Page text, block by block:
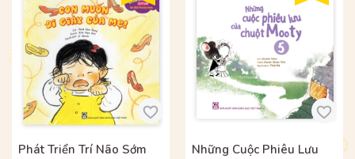
Phát Triển Trí Não Sớm
Những Cuộc Phiêu Lưu